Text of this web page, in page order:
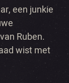
een junkie
Ruben.
wist met